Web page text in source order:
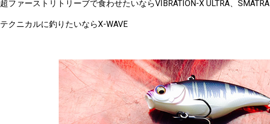
超ファーストリトリーブで食わせたいならVIBRATION-X ULTRA、SMATRA
テクニカルに釣りたいならX-WAVE